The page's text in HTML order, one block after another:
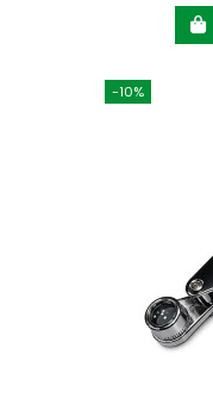
-10%